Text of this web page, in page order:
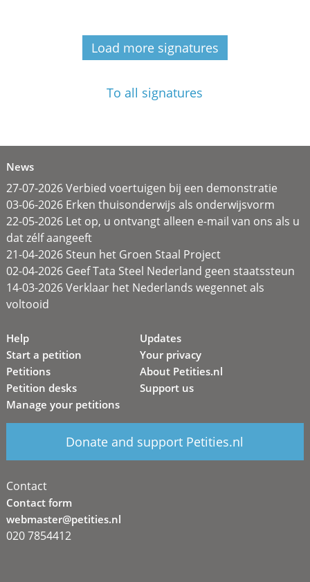
Load more signatures
To all signatures
News
27-07-2026 Verbied voertuigen bij een demonstratie
03-06-2026 Erken thuisonderwijs als onderwijsvorm
22-05-2026 Let op, u ontvangt alleen e-mail van ons als u
dat zélf aangeeft
21-04-2026 Steun het Groen Staal Project
02-04-2026 Geef Tata Steel Nederland geen staatssteun
14-03-2026 Verklaar het Nederlands wegennet als
voltooid
Help
Start a petition
Petitions
Petition desks
Manage your petitions
Updates
Your privacy
About Petities.nl
Support us
Donate and support Petities.nl
Contact
Contact form
webmaster@petities.nl
020 7854412